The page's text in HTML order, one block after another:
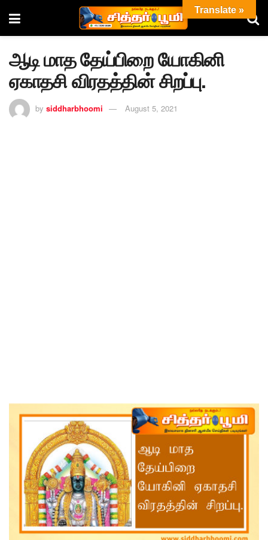
ஆடி மாத தேய்பிறை யோகினி
ஏகாதசி விரதத்தின் சிறப்பு.
by siddharbhoomi August 5, 2021
Translate »